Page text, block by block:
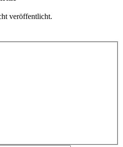
veröffentlicht.